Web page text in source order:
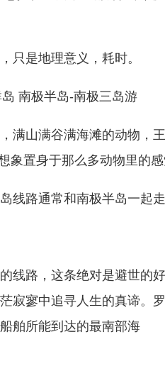
只是地理意义，耗时。
南极半岛-南极三岛游
满山满谷满海滩的动物，
象置身于那么多动物里的
线路通常和南极半岛一起
线路，这条绝对是避世的
寂寥中追寻人生的真谛。
舶所能到达的最南部海